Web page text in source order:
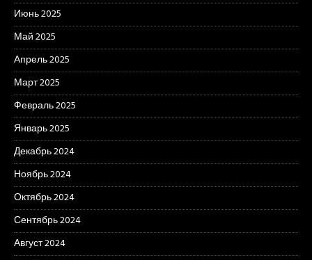
Июнь 2025
Май 2025
Апрель 2025
Март 2025
Февраль 2025
Январь 2025
Декабрь 2024
Ноябрь 2024
Октябрь 2024
Сентябрь 2024
Август 2024